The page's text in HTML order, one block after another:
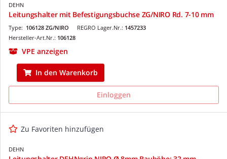
DEHN
Leitungshalter mit Befestigungsbuchse ZG/NIRO Rd. 7-10 mm
REGRO Lager.Nr.: 1457233
Type: 106128 ZG/NIRO
Hersteller-Art.Nr.: 106128
VPE anzeigen
In den Warenkorb
Einloggen
Zu Favoriten hinzufügen
DEHN